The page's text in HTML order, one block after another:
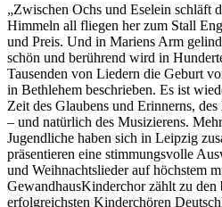
„Zwischen Ochs und Eselein schläft
Himmeln all fliegen her zum Stall
und Preis. Und in Mariens Arm
schön und berührend wird in
Tausenden von Liedern die Geburt
in Bethlehem beschrieben. Es ist
Zeit des Glaubens und Erinnerns,
– und natürlich des Musizierens.
Jugendliche haben sich in Leipzig
präsentieren eine stimmungsvolle
und Weihnachtslieder auf höchstem
GewandhausKinderchor zählt zu den
erfolgreichsten Kinderchören